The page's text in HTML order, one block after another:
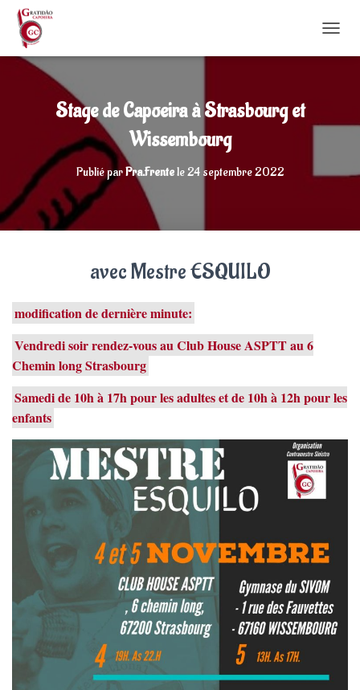
Stage de Capoeira à Strasbourg et
Wissembourg
Publié parPra.Frentele24 septembre 2022
avec Mestre ESQUILO
modification de dernière minute:
Vendredi soir rendez-vous au Club House ASPTT au 6
Chemin long Strasbourg
Samedi de 10h à 17h pour les adultes et de 10h à 12h pour les
enfants